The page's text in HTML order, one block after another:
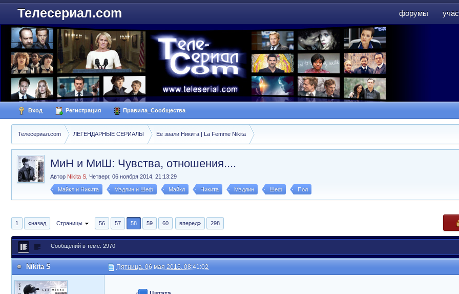
форумы
Телесериал.com
Вход Регистрация Правила_Сообщества
Телесериал.com ЛЕГЕНДАРНЫЕ СЕРИАЛЫ Ее звали Никита | La Femme Nikita
МиН и МиШ: Чувства, отношения....
Автор Nikita S Четверг, 06 ноября 2014, 21:13:29
Майкл и Никита Мэдлин и Шеф Майкл Никита Мэдлин Шеф Пол
1 «назад Страницы 56 57 58 59 60 вперед» 298
Сообщений в теме: 2970
Nikita S Пятница, 06 мая 2016, 08:41:02